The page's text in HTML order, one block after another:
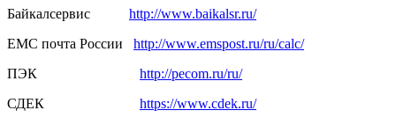
Байкалсерв­ис http://www.baikalsr.ru/
ЕМС почта России http://www.emspost.ru/ru/calc/
ПЭК http://pecom.ru/ru/
СДЕК https://www.cdek.ru/